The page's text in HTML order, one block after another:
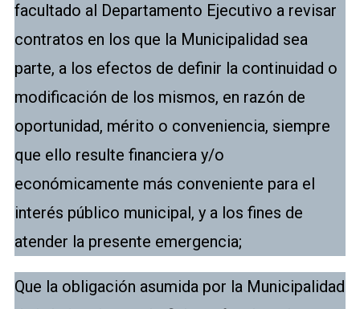
facultado al Departamento Ejecutivo a revisar
contratos en los que la Municipalidad sea
parte, a los efectos de definir la continuidad o
modificación de los mismos, en razón de
oportunidad, mérito o conveniencia, siempre
que ello resulte financiera y/o
económicamente más conveniente para el
interés público municipal, y a los fines de
atender la presente emergencia;
Que la obligación asumida por la Municipalidad